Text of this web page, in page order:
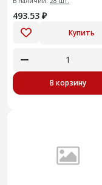
493.53 ₽
Купить
В корзину